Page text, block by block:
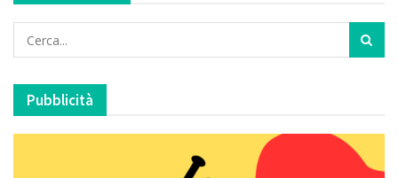
Pubblicità